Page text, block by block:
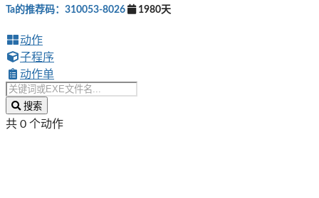
Ta的推荐码：310053-8026 1980天
动作
子程序
动作单
搜索
共 0 个动作